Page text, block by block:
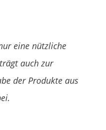
eine nützliche
auch zur
der Produkte aus